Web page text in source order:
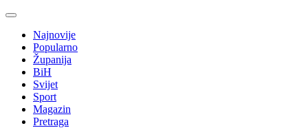
Najnovije
Popularno
Županija
BiH
Svijet
Sport
Magazin
Pretraga